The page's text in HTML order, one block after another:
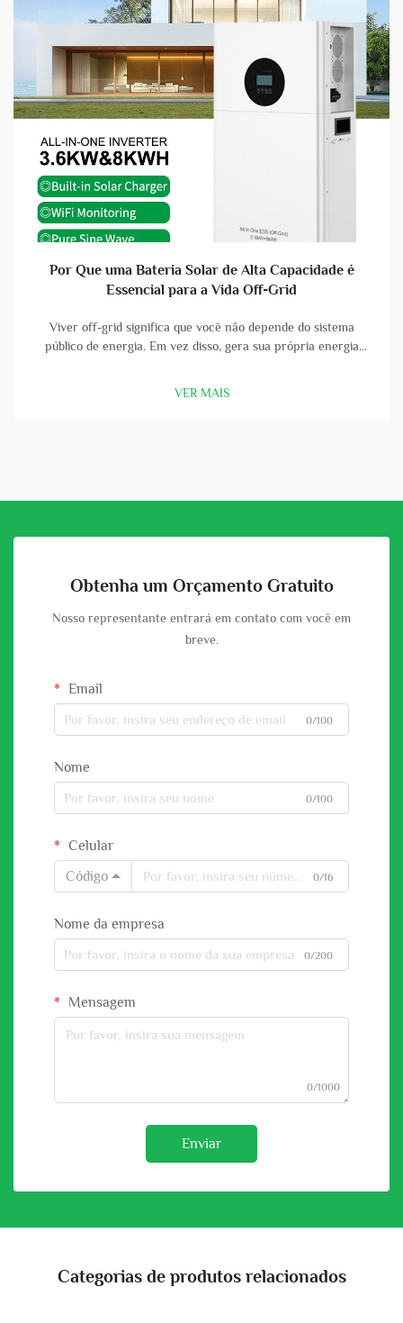
Por Que uma Bateria Solar de Alta Capacidade é
Essencial para a Vida Off-Grid
Viver off-grid significa que você não depende do sistema
público de energia. Em vez disso, gera sua própria energia
boa bateria, você pode armazenar a energia que os painéis
VER MAIS
Obtenha um Orçamento Gratuito
Nosso representante entrará em contato com você em
breve.
Email
0/100
Nome
0/100
Celular
Código
0/16
Nome da empresa
0/200
Mensagem
0/1000
Enviar
Categorias de produtos relacionados